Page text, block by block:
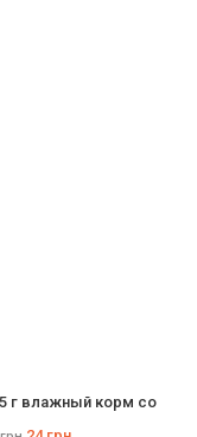
г влажный корм со